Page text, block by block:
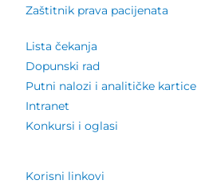
Zaštitnik prava pacijenata
Lista čekanja
Dopunski rad
Putni nalozi i analitičke kartice
Intranet
Konkursi i oglasi
Korisni linkovi